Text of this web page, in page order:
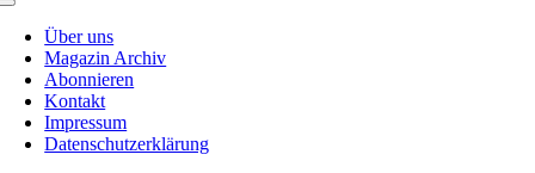
Toggle
NavigationÜber uns
Magazin Archiv
Abonnieren
Kontakt
Impressum
Datenschutzerklärung